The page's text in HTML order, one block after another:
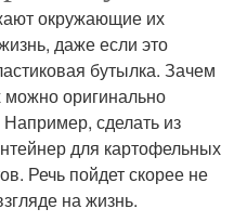
окружающие их
даже если это
бутылка. Зачем
оригинально
сделать из
для картофельных
Речь пойдет скорее не
на жизнь.